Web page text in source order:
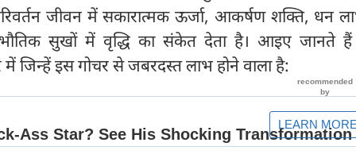
जीवन में सकारात्मक ऊर्जा, आकर्षण शक्ति, धन
सुखों में वृद्धि का संकेत देता है। आइए जानते
में जिन्हें इस गोचर से जबरदस्त लाभ होने वाला है: